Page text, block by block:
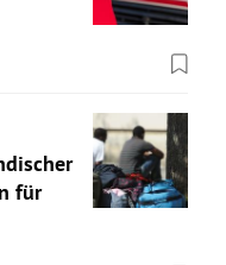
für